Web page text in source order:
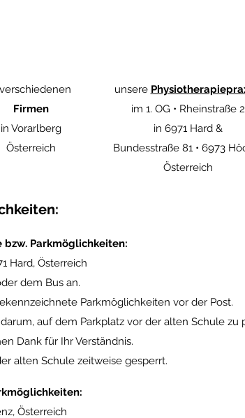
Firmen
in Vorarlberg
Österreich
unsere
im 1. OG • Rheinstraße 2
in 6971 Hard &
Bundesstraße 81 • 6973
Österreich
bzw. Parkmöglichkeiten:
Hard, Österreich
dem Bus an.
Parkmöglichkeiten vor der Post.
auf dem Parkplatz vor der alten Schule zu
Dank für Ihr Verständnis.
alten Schule zeitweise gesperrt.
Österreich